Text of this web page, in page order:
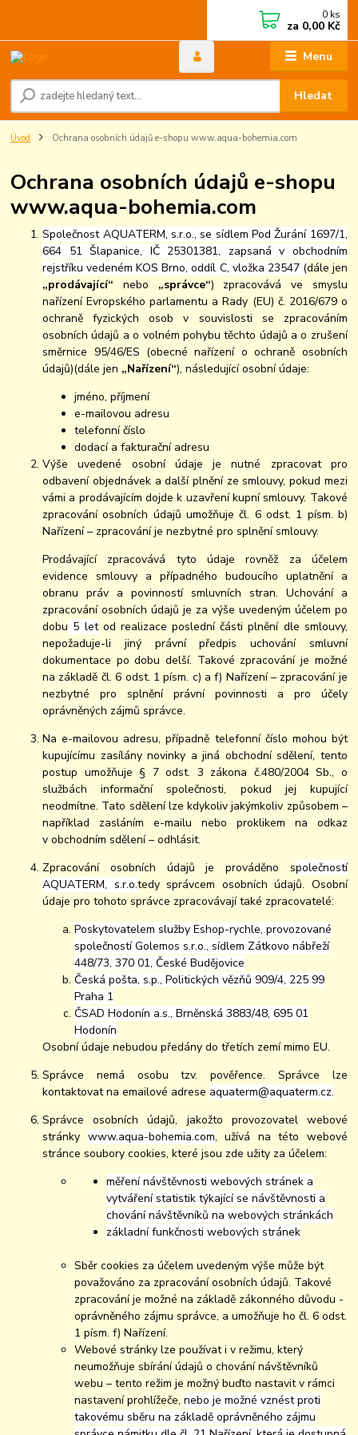
Menu
Hledat
0 ks
za 0,00 Kč
Úvod Ochrana osobních údajů e-shopu www.aqua-bohemia.com
Ochrana osobních údajů e-shopu
www.aqua-bohemia.com
Společnost AQUATERM, s.r.o., se sídlem Pod Žurání 1697/1,
664 51 Šlapanice, IČ 25301381, zapsaná v obchodním
rejstříku vedeném KOS Brno, oddíl C, vložka 23547 (dále jen
„prodávající“ nebo „správce“) zpracovává ve smyslu
nařízení Evropského parlamentu a Rady (EU) č. 2016/679 o
ochraně fyzických osob v souvislosti se zpracováním
osobních údajů a o volném pohybu těchto údajů a o zrušení
směrnice 95/46/ES (obecné nařízení o ochraně osobních
údajů)(dále jen „Nařízení“), následující osobní údaje:
jméno, příjmení
e-mailovou adresu
telefonní číslo
dodací a fakturační adresu
Výše uvedené osobní údaje je nutné zpracovat pro
odbavení objednávek a další plnění ze smlouvy, pokud mezi
vámi a prodávajícím dojde k uzavření kupní smlouvy. Takové
zpracování osobních údajů umožňuje čl. 6 odst. 1 písm. b)
Nařízení – zpracování je nezbytné pro splnění smlouvy.
Prodávající zpracovává tyto údaje rovněž za účelem
evidence smlouvy a případného budoucího uplatnění a
obranu práv a povinností smluvních stran. Uchování a
zpracování osobních údajů je za výše uvedeným účelem po
dobu 5 letod realizace poslední části plnění dle smlouvy,
nepožaduje-li jiný právní předpis uchování smluvní
dokumentace po dobu delší. Takové zpracování je možné
na základě čl. 6 odst. 1 písm. c) a f) Nařízení – zpracování je
nezbytné pro splnění právní povinnosti a pro účely
oprávněných zájmů správce.
Na e-mailovou adresu, případně telefonní číslo mohou být
kupujícímu zasílány novinky a jiná obchodní sdělení, tento
postup umožňuje § 7 odst. 3 zákona č.480/2004 Sb., o
službách informační společnosti, pokud jej kupující
neodmítne. Tato sdělení lze kdykoliv jakýmkoliv způsobem –
například zasláním e-mailu nebo proklikem na odkaz
v obchodním sdělení – odhlásit.
Zpracování osobních údajů je prováděno společností
AQUATERM, s.r.o.tedy správcem osobních údajů. Osobní
údaje pro tohoto správce zpracovávají také zpracovatelé:
Poskytovatelem služby Eshop-rychle, provozované
společností Golemos s.r.o., sídlem Zátkovo nábřeží
448/73, 370 01, České Budějovice
Česká pošta, s.p., Politických vězňů 909/4, 225 99
Praha 1
ČSAD Hodonín a.s., Brněnská 3883/48, 695 01
Hodonín
Osobní údaje nebudou předány do třetích zemí mimo EU.
Správce nemá osobu tzv. pověřence. Správce lze
kontaktovat na emailové adrese aquaterm@aquaterm.cz.
Správce osobních údajů, jakožto provozovatel webové
stránky www.aqua-bohemia.com, užívá na této webové
stránce soubory cookies, které jsou zde užity za účelem:
měření návštěvnosti webových stránek a
vytváření statistik týkající se návštěvnosti a
chování návštěvníků na webových stránkách
základní funkčnosti webových stránek
Sběr cookies za účelem uvedeným výše může být
považováno za zpracování osobních údajů. Takové
zpracování je možné na základě zákonného důvodu -
oprávněného zájmu správce, a umožňuje ho čl. 6 odst.
1 písm. f) Nařízení.
Webové stránky lze používat i v režimu, který
neumožňuje sbírání údajů o chování návštěvníků
webu – tento režim je možný buďto nastavit v rámci
nastavení prohlížeče,nebo je možné vznést proti
takovému sběru na základě oprávněného zájmu